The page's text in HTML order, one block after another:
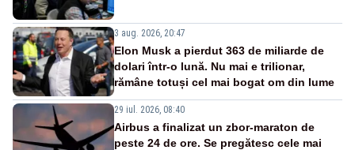
3 aug. 2026, 20:47
Elon Musk a pierdut 363 de miliarde de
dolari într-o lună. Nu mai e trilionar,
rămâne totuși cel mai bogat om din lume
29 iul. 2026, 08:40
Airbus a finalizat un zbor-maraton de
peste 24 de ore. Se pregătesc cele mai